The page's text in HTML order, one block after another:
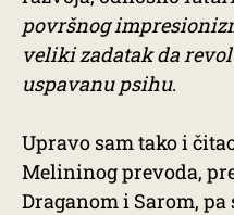
površnog
veliki zadatak da
uspavanu psihu.
Upravo sam tako i
Melininog prevoda,
Draganom i Sarom,